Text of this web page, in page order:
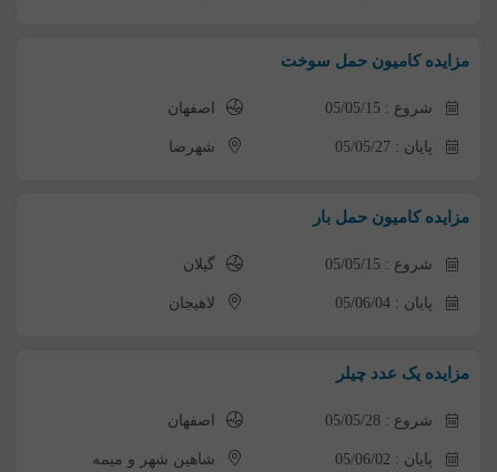
مزایده کامیون حمل سوخت
شروع : 05/05/15 اصفهان
پایان : 05/05/27 شهرضا
مزایده کامیون حمل بار
شروع : 05/05/15 گیلان
پایان : 05/06/04 لاهیجان
مزایده یک عدد چیلر
شروع : 05/05/28 اصفهان
پایان : 05/06/02 شاهین شهر و میمه